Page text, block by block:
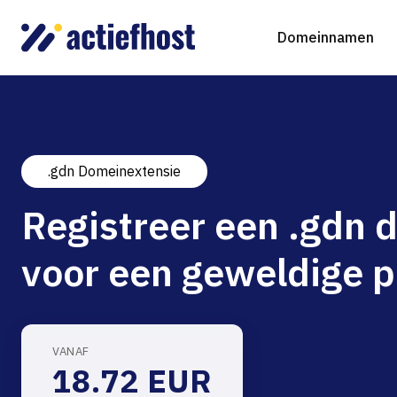
Domeinnamen
Domeinnaam registreren
Domeinnaam verhuizen
gTLD-extensies
Webhosting
NGINX Hosting
Virtual Servers
Beheerde Cloud Virtuele Server
.gdn Domeinextensie
Registreer een .gdn
voor een geweldige
VANAF
18.72 EUR